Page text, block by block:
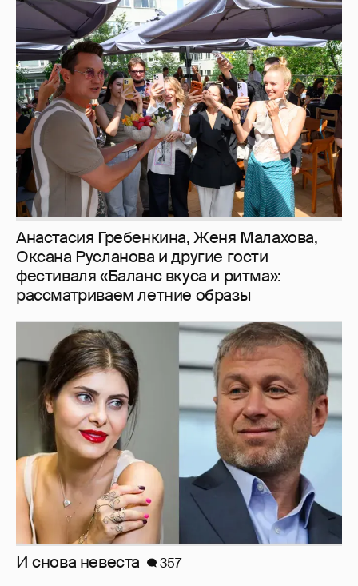
Анастасия Гребенкина, Женя Малахова,
Оксана Русланова и другие гости
фестиваля «Баланс вкуса и ритма»:
рассматриваем летние образы
И снова невеста 357